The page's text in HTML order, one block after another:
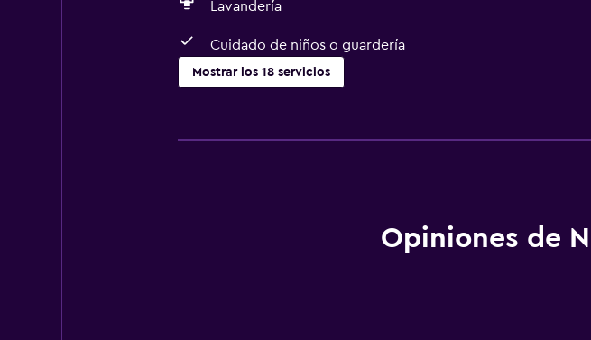
Lavandería
Cuidado de niños o guardería
Mostrar los 18 servicios
Restaurante
Opiniones de